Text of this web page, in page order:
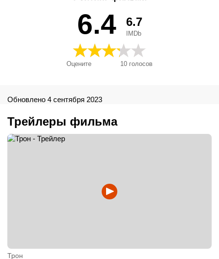
6.4
Оцените 10 голосов
6.7
IMDb
Обновлено 4 сентября 2023
Трейлеры фильма
Трон